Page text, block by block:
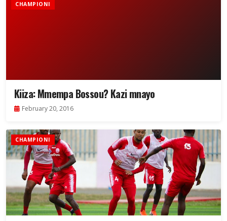
CHAMPIONI
Kiiza: Mmempa Bossou? Kazi mnayo
February 20, 2016
CHAMPIONI